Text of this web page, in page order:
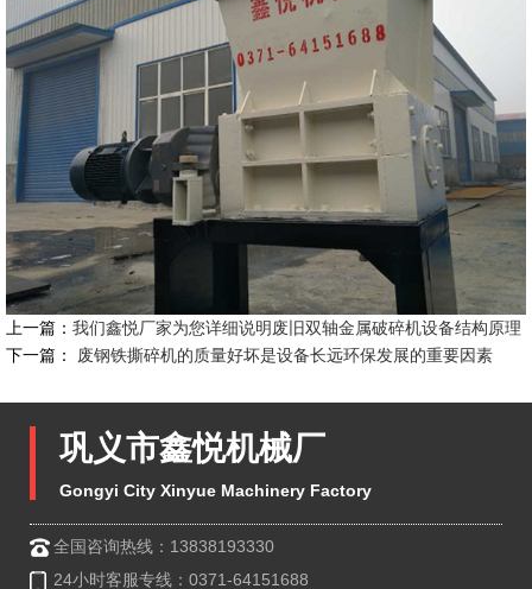
上一篇： 我们鑫悦厂家为您详细说明废旧双轴金属破碎机设备结构原理
下一篇：
废钢铁撕碎机的质量好坏是设备长远环保发展的重要因素
巩义市鑫悦机械厂
Gongyi City Xinyue Machinery Factory
全国咨询热线：13838193330
24小时客服专线：0371-64151688